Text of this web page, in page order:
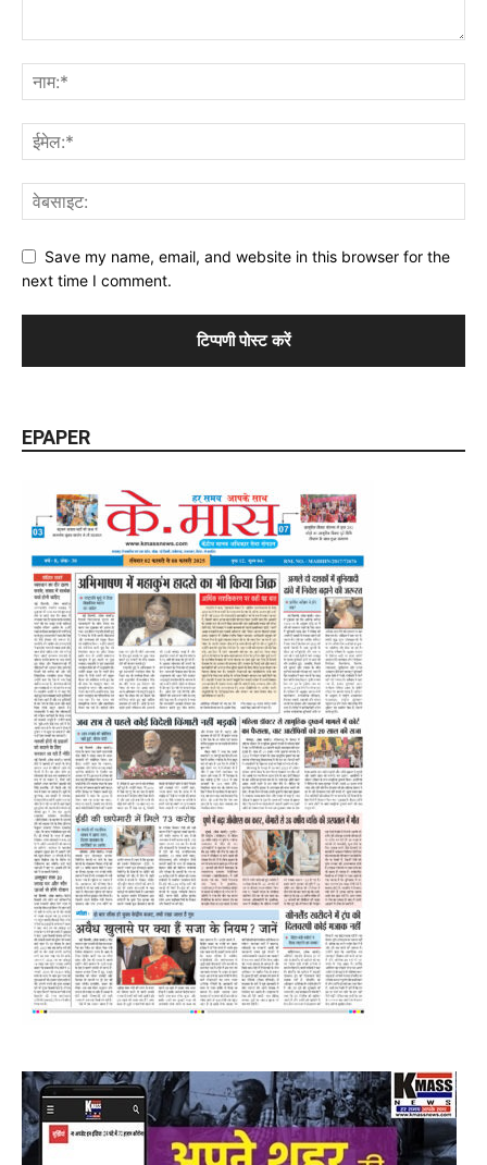
Save my name, email, and website in this browser for the
next time I comment.
EPAPER